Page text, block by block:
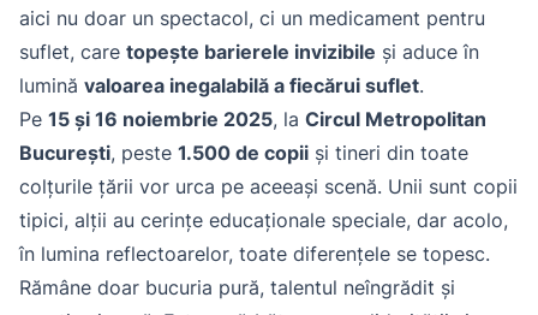
aici nu doar un spectacol, ci un medicament pentru
suflet, care topește barierele invizibile și aduce în
lumină valoarea inegalabilă a fiecărui suflet.
Pe 15 și 16 noiembrie 2025, la Circul Metropolitan
București, peste 1.500 de copii și tineri din toate
colțurile țării vor urca pe aceeași scenă. Unii sunt copii
tipici, alții au cerințe educaționale speciale, dar acolo,
în lumina reflectoarelor, toate diferențele se topesc.
Rămâne doar bucuria pură, talentul neîngrădit și